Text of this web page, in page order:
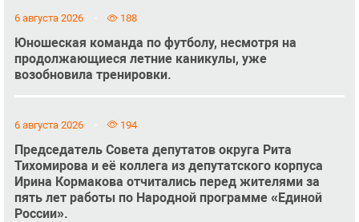
6 августа 2026 188
Юношеская команда по футболу, несмотря на
продолжающиеся летние каникулы, уже
возобновила тренировки.
6 августа 2026 194
Председатель Совета депутатов округа Рита
Тихомирова и её коллега из депутатского корпуса
Ирина Кормакова отчитались перед жителями за
пять лет работы по Народной программе «Единой
России».